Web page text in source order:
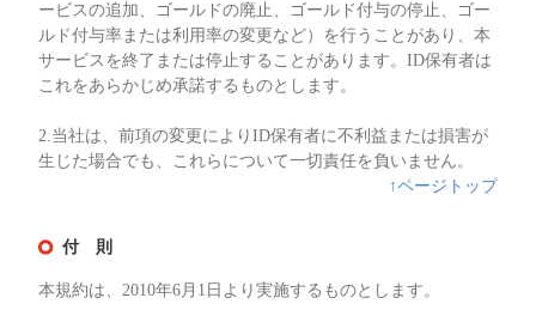
ービスの追加、ゴールドの廃止、ゴールド付与の停止、ゴー
ルド付与率または利用率の変更など）を行うことがあり、本
サービスを終了または停止することがあります。ID保有者は
これをあらかじめ承諾するものとします。
2.当社は、前項の変更によりID保有者に不利益または損害が
生じた場合でも、これらについて一切責任を負いません。
↑ページトップ
付 則
本規約は、2010年6月1日より実施するものとします。